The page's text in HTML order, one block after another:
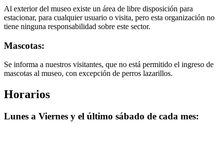
Al exterior del museo existe un área de libre disposición para
estacionar, para cualquier usuario o visita, pero esta organización no
tiene ninguna responsabilidad sobre este sector.
Mascotas:
Se informa a nuestros visitantes, que no está permitido el ingreso de
mascotas al museo, con excepción de perros lazarillos.
Horarios
Lunes a Viernes y el último sábado de cada mes: